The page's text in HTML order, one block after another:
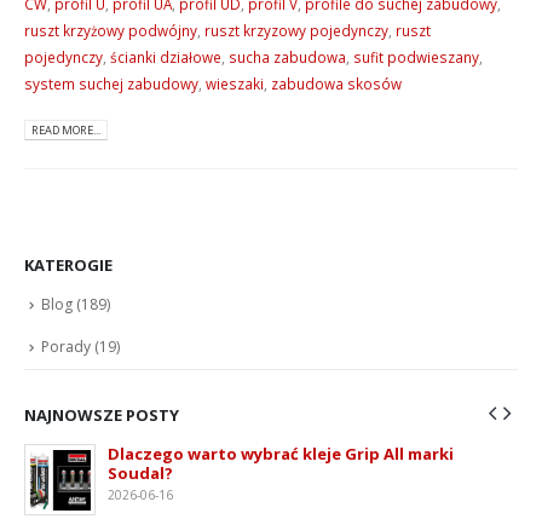
ruszt krzyżowy podwójny ruszt krzyzowy pojedynczy ruszt
pojedynczy ścianki działowe sucha zabudowa sufit podwieszany
system suchej zabudowy wieszaki zabudowa skosów
READ MORE...
KATEROGIE
Blog (189)
Porady (19)
NAJNOWSZE POSTY
Dlaczego warto wybrać kleje Grip All marki
Soudal?
2026-06-16